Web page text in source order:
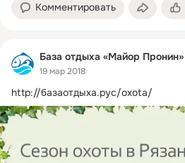
Комментировать
База отдыха «Майор Пронин»
19 мар 2018
http://базаотдыха.рус/oxota/